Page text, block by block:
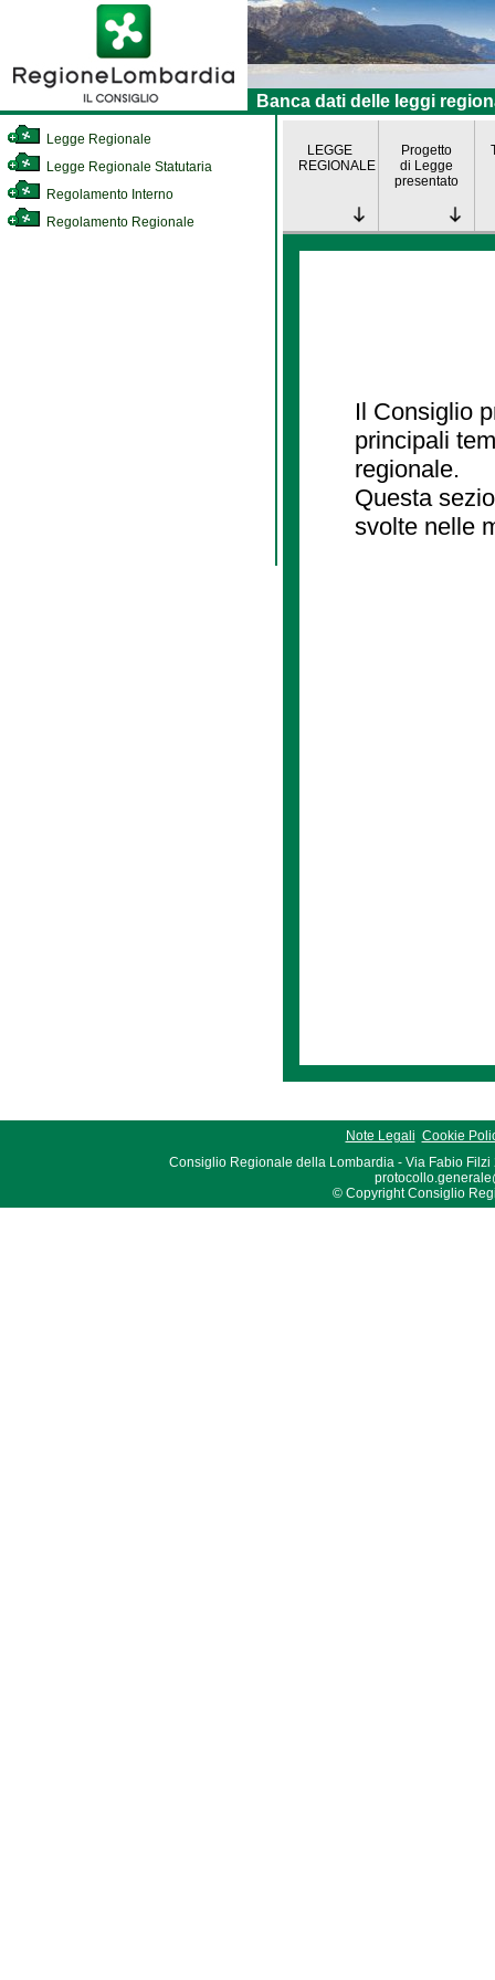
Banca dati delle leggi
Legge Regionale
Legge Regionale Statutaria
Regolamento Interno
Regolamento Regionale
LEGGE
REGIONALE
Progetto
di Legge
presentato
Il Consiglio
principali
regionale.
Questa
svolte nelle
Note Legali Cookie
Consiglio Regionale della Lombardia - Via Fabio Filzi
© Copyright Consiglio